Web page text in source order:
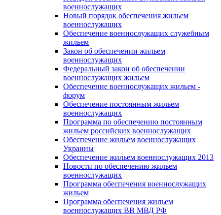
военнослужащих
Новый порядок обеспечения жильем
военнослужащих
Обеспечение военнослужащих служебным
жильем
Закон об обеспечении жильем
военнослужащих
Федеральный закон об обеспечении
военнослужащих жильем
Обеспечение военнослужащих жильем -
форум
Обеспечение постоянным жильем
военнослужащих
Программа по обеспечению постоянным
жильем российских военнослужащих
Обеспечение жильем военнослужащих
Украины
Обеспечение жильем военнослужащих 2013
Новости по обеспечению жильем
военнослужащих
Программа обеспечения военнослужащих
жильем
Программа обеспечения жильем
военнослужащих ВВ МВД РФ